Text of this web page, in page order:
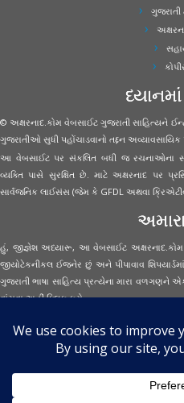
ગુજરાતી
ધ્યાનમાં
© અક્ષરનાદ.કોમ વેબસાઈટ ગુજરાતી સાહિત્યને
ગુજરાતીઓ સુધી પહોંચાડવાનો તદ્દન
આ વેબસાઈટ પર સંકલિત બધી જ રચનાઓના
વ્યક્તિ પાસે સુરક્ષિત છે. માટે અક્ષરનાદ પર
સાર્વજનિક લાઈસંસ (જેમ કે GFDL અથવા
હું, જીજ્ઞેશ અધ્યારૂ, આ વેબસાઈટ
જીયોટેકનીકલ ઈજનેર છું અને પીપાવાવ
ગુજરાતી ભાષા સાહિત્ય પ્રત્યેના મારા વળગણને
વાંચવાઅહીં ક્લિક કરો...
Secured